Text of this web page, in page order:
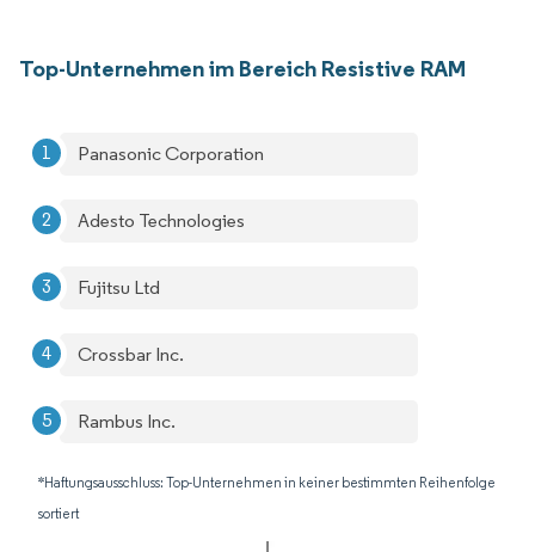
Top-Unternehmen im Bereich Resistive RAM
Panasonic Corporation
Adesto Technologies
Fujitsu Ltd
Crossbar Inc.
Rambus Inc.
*Haftungsausschluss: Top-Unternehmen in keiner bestimmten Reihenfolge
sortiert